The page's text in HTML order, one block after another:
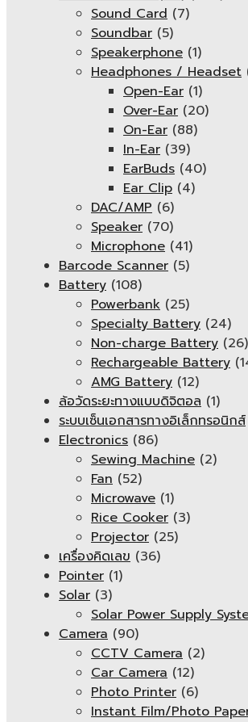
Sound Card (7)
Soundbar (5)
Speakerphone (1)
Headphones / Headset
Open-Ear (1)
Over-Ear (20)
On-Ear (88)
In-Ear (39)
EarBuds (40)
Ear Clip (4)
DAC/AMP (6)
Speaker (70)
Microphone (41)
Barcode Scanner (5)
Battery (108)
Powerbank (25)
Specialty Battery (24)
Non-charge Battery (26)
Rechargeable Battery
AMG Battery (12)
ล้อวัดระยะทางแบบดิจิตอล (1)
ระบบเซ็นเอกสารทางอิเล็กทรอนิกส์
Electronics (86)
Sewing Machine (2)
Fan (52)
Microwave (1)
Rice Cooker (3)
Projector (25)
เครื่องคิดเลข (36)
Pointer (1)
Solar (3)
Solar Power Supply
Camera (90)
CCTV Camera (2)
Car Camera (12)
Photo Printer (6)
Instant Film/Photo